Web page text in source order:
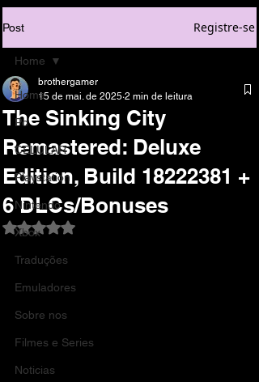
Post Registre-se
Home
Pc
CELULAR
Playstation
Nintendo
Xbox
Traduções
Emuladores
Sobre nos
Filmes e Series
Noticias
Home
The Sinking City
Remastered: Deluxe
Edition, Build 18222381 +
6 DLCs/Bonuses
brothergamer
15 de mai. de 2025 2 min de leitura
Avaliado com NaN de 5 estrelas.